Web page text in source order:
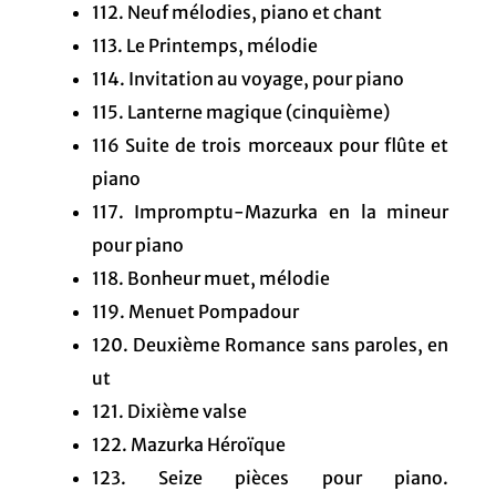
112. Neuf mélodies, piano et chant
113. Le Printemps, mélodie
114. Invitation au voyage, pour piano
115. Lanterne magique (cinquième)
116 Suite de trois morceaux pour flûte et
piano
117. Impromptu-Mazurka en la mineur
pour piano
118. Bonheur muet, mélodie
119. Menuet Pompadour
120. Deuxième Romance sans paroles, en
ut
121. Dixième valse
122. Mazurka Héroïque
123. Seize pièces pour piano.